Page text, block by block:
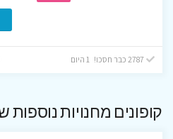
קופונים מחנויות נוספות